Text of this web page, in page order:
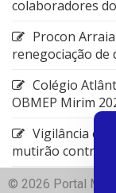
colaboradores
Procon
renegociação de
Colégio
OBMEP Mirim
Vigilância em
mutirão contra
© 2026 Portal